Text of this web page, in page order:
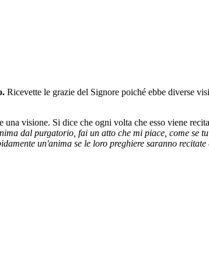
Ricevette le grazie del Signore poiché ebbe diverse
una visione. Si dice che ogni volta che esso viene
dal purgatorio, fai un atto che mi piace, come se
un'anima se le loro preghiere saranno